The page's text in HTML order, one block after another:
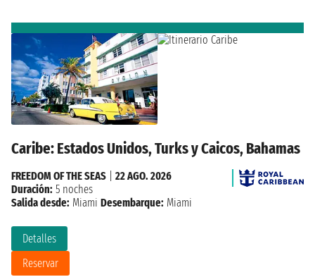
Caribe: Estados Unidos, Turks y Caicos, Bahamas
Detalles
Reservar
FREEDOM OF THE SEAS
22 AGO. 2026
Duración: 5 noches
Salida desde: Miami Desembarque: Miami